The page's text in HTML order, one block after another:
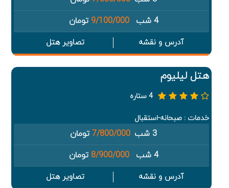
4 شب
9/100/000 تومان
آدرس و نقشه تصاویر هتل
هتل لیلیوم
4 ستاره
خدمات : صبحانه-استقبال
3 شب 7/800/000 تومان
4 شب
8/900/000 تومان
آدرس و نقشه تصاویر هتل